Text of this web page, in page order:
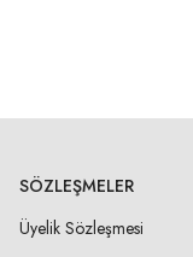
SÖZLEŞMELER
Üyelik Sözleşmesi